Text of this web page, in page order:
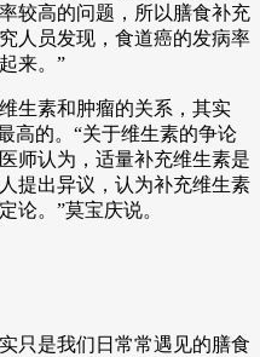
较高的问题，所以膳食补充
人员发现，食道癌的发病率
来。”
生素和肿瘤的关系，其实
高的。“关于维生素的争论
师认为，适量补充维生素是
提出异议，认为补充维生素
论。”莫宝庆说。
只是我们日常常遇见的膳食